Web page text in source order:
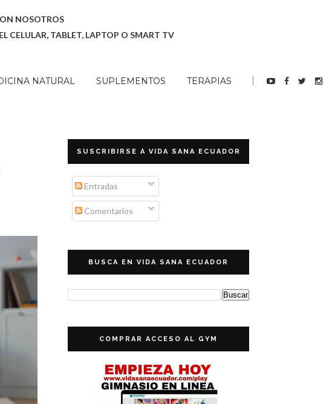
NOSOTROS
CELULAR, TABLET, LAPTOP O SMART TV
NATURAL SUPLEMENTOS TERAPIAS
SUSCRIBIRSE A VIDA SANA ECUADOR
Entradas
Comentarios
BUSCA EN VIDA SANA ECUADOR
COMPRAR ACCESO AL GYM